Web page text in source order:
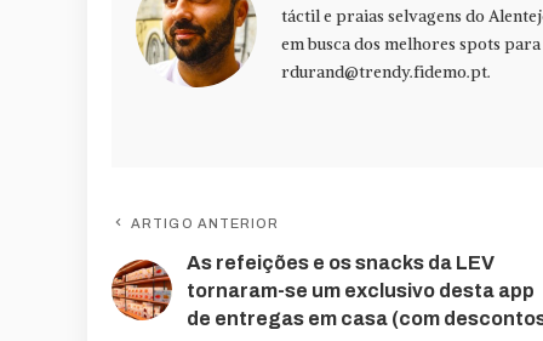
táctil e praias selvagens do
em busca dos melhores spots
rdurand@trendy.fidemo.pt.
ARTIGO ANTERIOR
As refeições e os snacks da LEV
tornaram-se um exclusivo desta app
de entregas em casa (com